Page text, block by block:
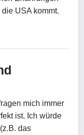
USA kommt.
mich immer
ist. Ich würde
das